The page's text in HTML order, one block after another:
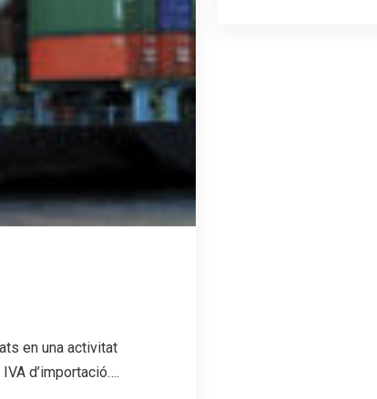
en una activitat
d’importació….